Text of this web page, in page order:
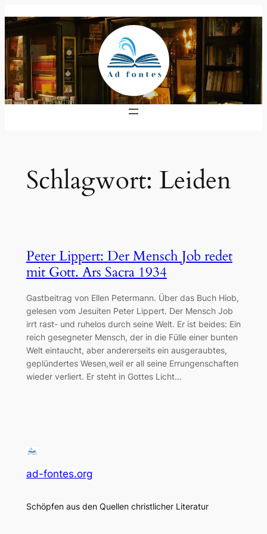
Inhalt
springen
Schlagwort: Leiden
Peter Lippert: Der Mensch Job redet
mit Gott. Ars Sacra 1934
Gastbeitrag von Ellen Petermann. Über das Buch Hiob,
gelesen vom Jesuiten Peter Lippert. Der Mensch Job
irrt rast- und ruhelos durch seine Welt. Er ist beides: Ein
reich gesegneter Mensch, der in die Fülle einer bunten
Welt eintaucht, aber andererseits ein ausgeraubtes,
geplündertes Wesen,weil er all seine Errungenschaften
wieder verliert. Er steht in Gottes Licht…
ad-fontes.org
Schöpfen aus den Quellen christlicher Literatur